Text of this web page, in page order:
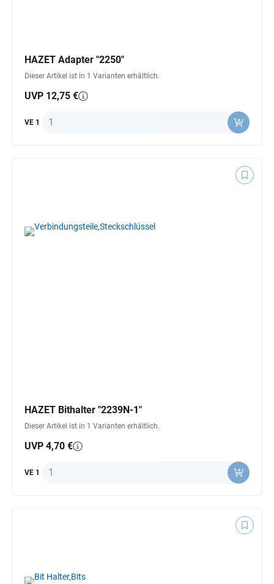
HAZET Adapter "2250"
Dieser Artikel ist in 1 Varianten erhältlich.
UVP 12,75 €
VE 1 Anzahl
HAZET Bithalter "2239N-1"
Dieser Artikel ist in 1 Varianten erhältlich.
UVP 4,70 €
VE 1 Anzahl